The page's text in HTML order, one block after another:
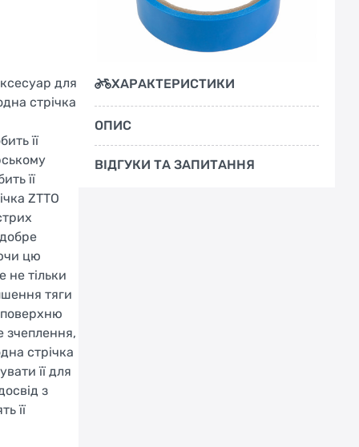
для
стрічка
її
її
ZTTO
цю
не тільки
тяги
поверхню
зчеплення,
стрічка
її для
з
її
ХАРАКТЕРИСТИКИ
ОПИС
ВІДГУКИ ТА ЗАПИТАННЯ